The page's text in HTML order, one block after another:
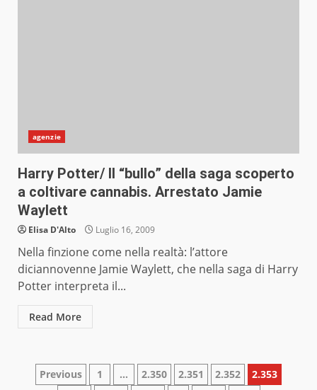
agenzie
Harry Potter/ Il “bullo” della saga scoperto
a coltivare cannabis. Arrestato Jamie
Waylett
Elisa D'Alto Luglio 16, 2009
Nella finzione come nella realtà: l’attore
diciannovenne Jamie Waylett, che nella saga di Harry
Potter interpreta il...
Read More
Paginazione
Previous 1 … 2.350 2.351 2.352
2.353